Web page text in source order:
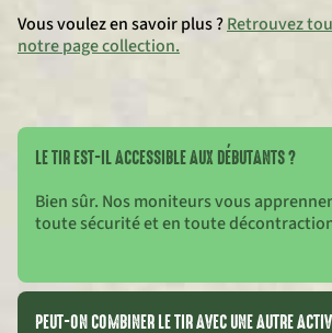
LE TIR EST-IL ACCESSIBLE AUX DÉBUTANTS ?
Bien sûr. Nos moniteurs vous
toute sécurité et en toute
PEUT-ON COMBINER LE TIR AVEC UNE AUTRE
Vous voulez en savoir plus ?Retrouvez
notre page collection.